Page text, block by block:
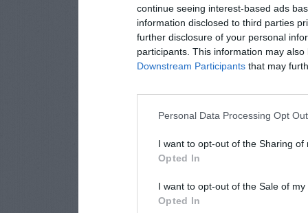
continue seeing interest-based ads
information disclosed to third parties
further disclosure of your personal
participants. This information may
Downstream Participants that may
Personal Data Processing Opt
I want to opt-out of the Sharing of
Opted In
I want to opt-out of the Sale of
Opted In